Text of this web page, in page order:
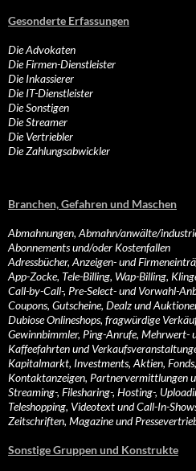
Gesonderte Erfassungen
Die Advokaten
Die Firmen-Dienstleister
Die Inkassierer
Die IT-Dienstleister
Die Sonstigen
Die Streamer
Die Vertriebler
Die Zahlungsabwickler
Branchen, Gefahren und Maschen
Abmahnungen, Abmahn/anwälte/
Abonnements und/oder Kostenfallen
Adressbücher, Anzeigen- und
App-Zocke, Tele-Billing, Wap-Billing,
Call-by-Call-, Pre-Select- und Vorwahl-
Coupons, Gutscheine, Dealz und
Dubiose Onlineshops, fragwürdige
Gewinnbimmler, Ping-Anrufe, Mehrwert-
Kaffeefahrten und
Kapitalmarkt, Investments, Aktien,
Kontaktanzeigen, Partnervermittlungen
Streaming-, Filesharing-, Hosting-,
Teleshopping, Videotext und Call-In-
Zeitschriften, Magazine und
Sonstige Gruppen und Konstrukte